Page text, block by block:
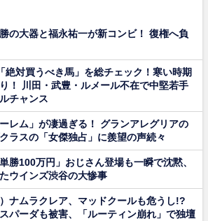
の大器と福永祐一が新コンビ！ 復権へ負
絶対買うべき馬」を総チェック！寒い時期
！ 川田・武豊・ルメール不在で中堅若手
チャンス
レム」が凄過ぎる！ グランアレグリアの
ラスの「女傑独占」に羨望の声続々
勝100万円」おじさん登場も一瞬で沈黙、
ウインズ渋谷の大惨事
ナムラクレア、マッドクールも危うし!?
パーダも被害、「ルーティン崩れ」で独壇